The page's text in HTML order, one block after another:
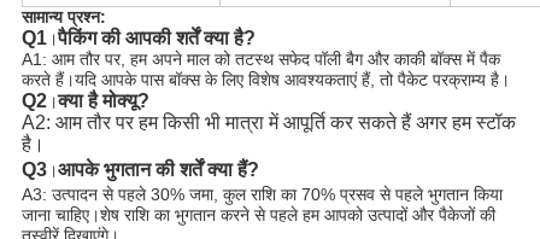
सामान्य प्रश्न:
Q1।पैकिंग की आपकी शर्तें क्या है?
A1: आम तौर पर, हम अपने माल को तटस्थ सफेद पॉली बैग और काकी बॉक्स में पैक
करते हैं।यदि आपके पास बॉक्स के लिए विशेष आवश्यकताएं हैं, तो पैकेट परक्राम्य है।
Q2।क्या है मोक्यू?
A2: आम तौर पर हम किसी भी मात्रा में आपूर्ति कर सकते हैं अगर हम स्टॉक
है।
Q3।आपके भुगतान की शर्तें क्या हैं?
A3: उत्पादन से पहले 30% जमा, कुल राशि का 70% प्रसव से पहले भुगतान किया
जाना चाहिए।शेष राशि का भुगतान करने से पहले हम आपको उत्पादों और पैकेजों की